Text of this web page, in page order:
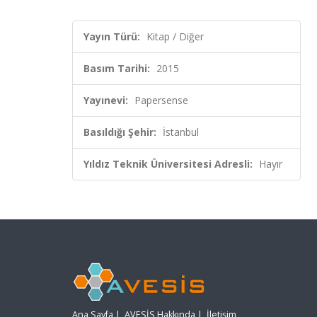
Yayın Türü: Kitap / Diğer
Basım Tarihi: 2015
Yayınevi: Papersense
Basıldığı Şehir: İstanbul
Yıldız Teknik Üniversitesi Adresli: Hayır
Ana Sayfa | AVESİS Hakkında | İletişim